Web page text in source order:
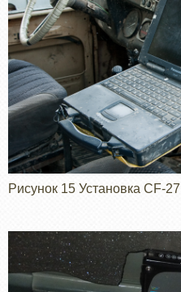
Рисунок 15 Установка CF-27